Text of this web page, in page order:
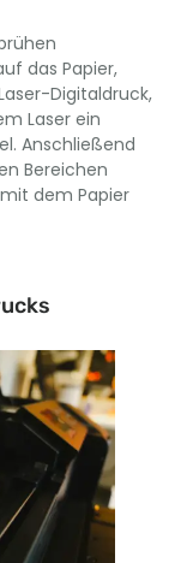
das Papier,
Digitaldruck,
Laser ein
Anschließend
Bereichen
dem Papier